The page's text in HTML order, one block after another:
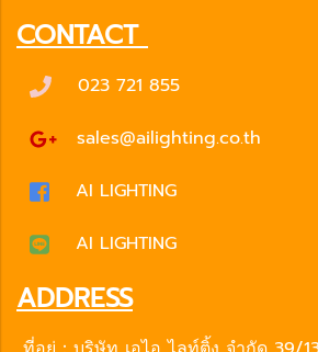
CONTACT
023 721 855
sales@ailighting.co.th
AI LIGHTING
AI LIGHTING
ADDRESS